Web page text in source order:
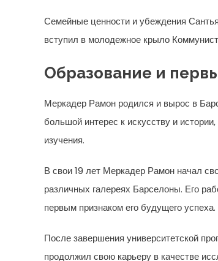
Семейные ценности и убеждения
вступил в молодежное крыло
Образование и
Меркадер Рамон родился и вырос в
большой интерес к искусству и
изучения.
В свои 19 лет Меркадер Рамон начал
различных галереях Барселоны. Его
первым признаком его будущего успеха.
После завершения университетской
продолжил свою карьеру в качестве